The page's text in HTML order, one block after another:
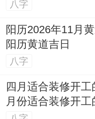
八字
阳历2026年11月
阳历黄道吉日
八字
四月适合装修开
月份适合装修开工